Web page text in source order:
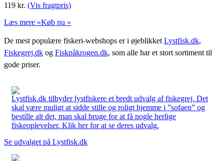
119 kr. (Vis fragtpris)
Læs mere »Køb nu »
De mest populære fiskeri-webshops er i øjeblikket Lystfisk.dk,
Fiskegrej.dk og Fiskpåkrogen.dk, som alle har et stort sortiment til
gode priser.
Lystfisk.dk tilbyder lystfiskere et bredt udvalg af fiskegrej. Det
skal være muligt at sidde stille og roligt hjemme i ”sofaen” og
bestille alt det, man skal bruge for at få nogle herlige
fiskeoplevelser. Klik her for at se deres udvalg.
Se udvalget på Lystfisk.dk